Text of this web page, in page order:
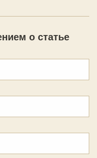
о статье